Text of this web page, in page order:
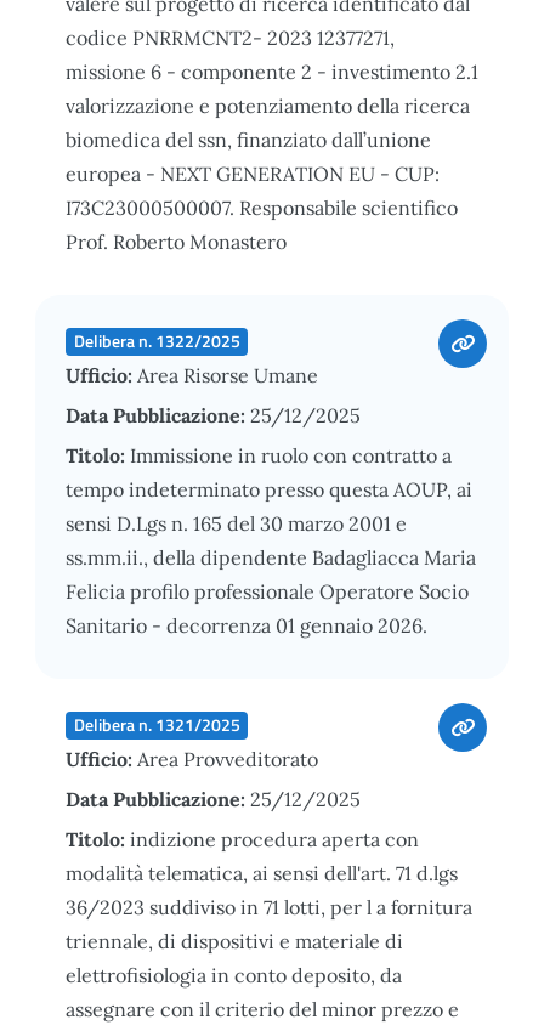
codice PNRRMCNT2- 2023 12377271,
missione 6 - componente 2 - investimento 2.1
valorizzazione e potenziamento della ricerca
biomedica del ssn, finanziato dall’unione
europea - NEXT GENERATION EU - CUP:
I73C23000500007. Responsabile scientifico
Prof. Roberto Monastero
Delibera n. 1322/2025
Ufficio: Area Risorse Umane
Data Pubblicazione: 25/12/2025
Titolo: Immissione in ruolo con contratto a
tempo indeterminato presso questa AOUP, ai
sensi D.Lgs n. 165 del 30 marzo 2001 e
ss.mm.ii., della dipendente Badagliacca Maria
Felicia profilo professionale Operatore Socio
Sanitario - decorrenza 01 gennaio 2026.
Delibera n. 1321/2025
Ufficio: Area Provveditorato
Data Pubblicazione: 25/12/2025
Titolo: indizione procedura aperta con
modalità telematica, ai sensi dell'art. 71 d.lgs
36/2023 suddiviso in 71 lotti, per l a fornitura
triennale, di dispositivi e materiale di
elettrofisiologia in conto deposito, da
assegnare con il criterio del minor prezzo e